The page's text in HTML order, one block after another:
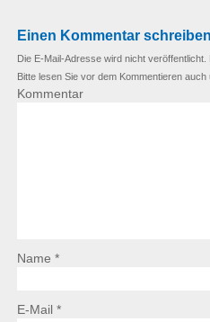
Einen Kommentar schreiben
Die E-Mail-Adresse wird nicht
Bitte lesen Sie vor dem Kommentieren auch
Kommentar
Name *
E-Mail *